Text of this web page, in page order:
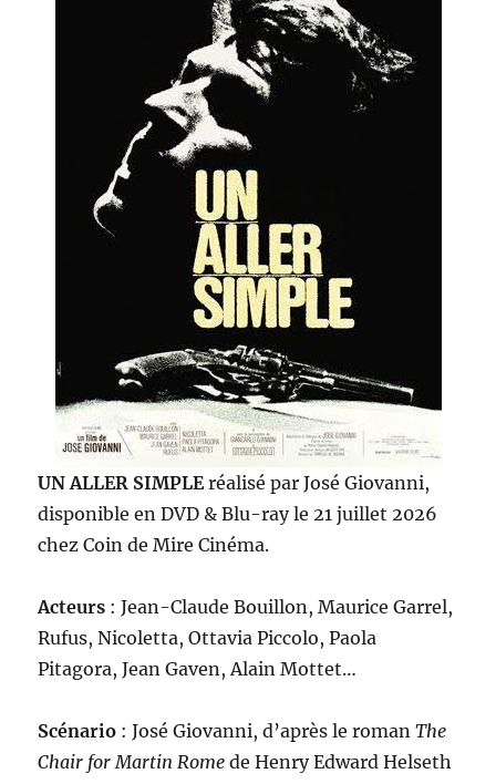
UN ALLER SIMPLEréalisé par José Giovanni,
disponible en DVD & Blu-ray le 21 juillet 2026
chez Coin de Mire Cinéma.
Acteurs : Jean-Claude Bouillon, Maurice Garrel,
Rufus, Nicoletta, Ottavia Piccolo, Paola
Pitagora, Jean Gaven, Alain Mottet…
Scénario : José Giovanni, d’après le romanThe
Chair for Martin Rome de Henry Edward Helseth